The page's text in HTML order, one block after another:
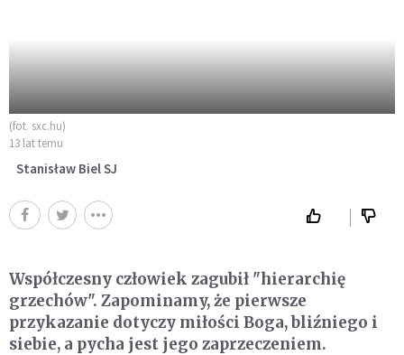
(fot. sxc.hu)
13 lat temu
Stanisław Biel SJ
Współczesny człowiek zagubił "hierarchię
grzechów". Zapominamy, że pierwsze
przykazanie dotyczy miłości Boga, bliźniego i
siebie, a pycha jest jego zaprzeczeniem.